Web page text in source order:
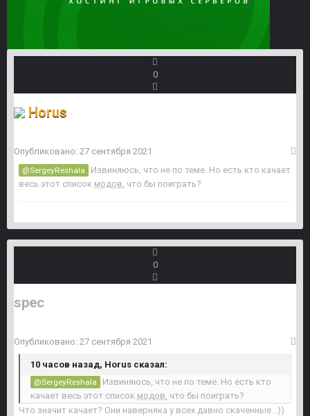
0
Horus
Опубликовано: 27 сентября 2021
@SergeyReshala
Извиняюсь, что не по теме. Но есть кто качает
весь этот список модов , что бы поиграть?
0
spec
Опубликовано: 27 сентября 2021
10 часов назад, Horus сказал:
@SergeyReshala
Извиняюсь, что не по теме. Но есть кто
качает весь этот список модов , что бы поиграть?
Что значит качает? Они наверняка у всех давно скаченные...))